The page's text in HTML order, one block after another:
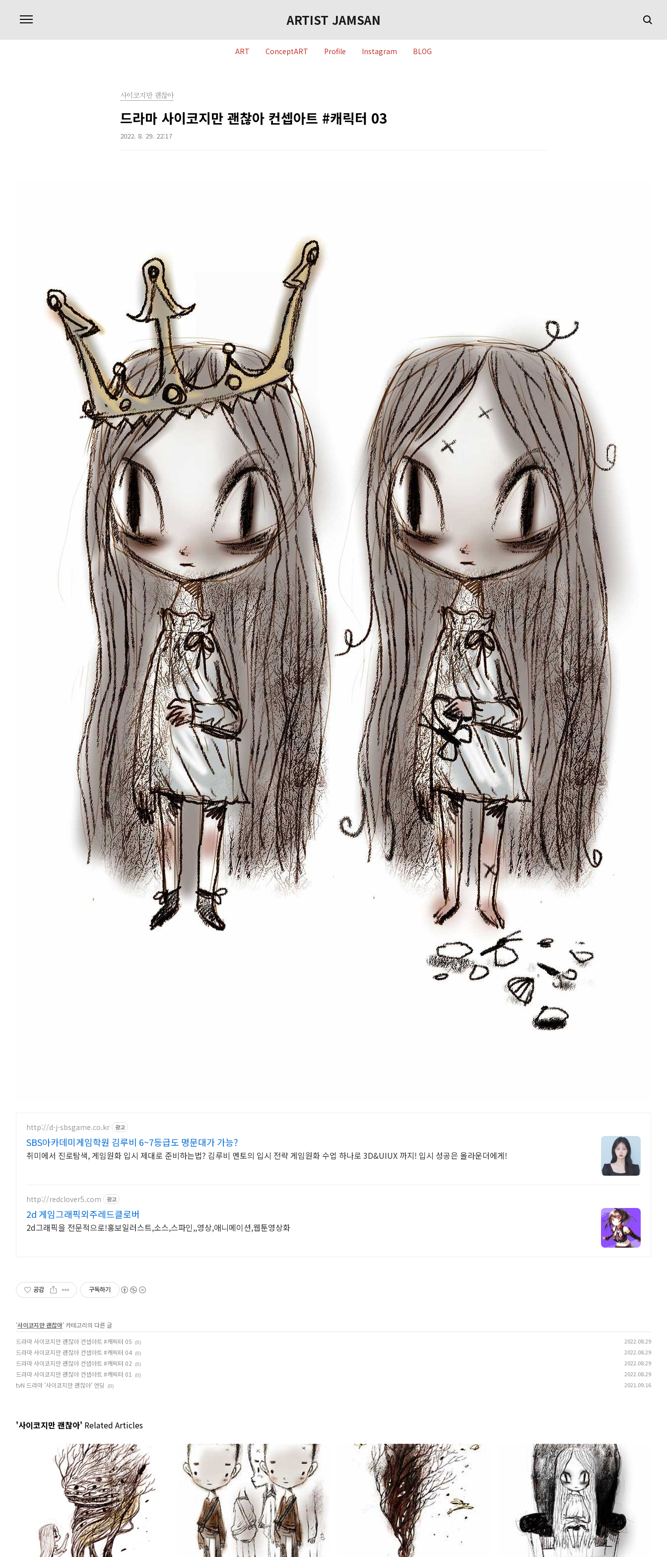
ARTIST JAMSAN
ART ConceptART Profile Instagram BLOG
사이코지만 괜찮아
드라마 사이코지만 괜찮아 컨셉아트 #캐릭터 03
2022. 8. 29. 22:17
http://d-j-sbsgame.co.kr 광고
SBS아카데미게임학원 김루비 6~7등급도 명문대가 가능?
취미에서 진로탐색, 게임원화 입시 제대로 준비하는법? 김루비 멘토의 입시 전략 게임원화 수업 하나로 3D&UIUX 까지! 입시 성공은 올라운더에게!
http://redclover5.com 광고
2d 게임그래픽외주레드클로버
2d그래픽을 전문적으로!홍보일러스트,소스,스파인,,영상,애니메이션,웹툰영상화
공감 구독하기
'사이코지만 괜찮아' 카테고리의 다른 글
드라마 사이코지만 괜찮아 컨셉아트 #캐릭터 05
(0) 2022.08.29
드라마 사이코지만 괜찮아 컨셉아트 #캐릭터 04 (0) 2022.08.29
드라마 사이코지만 괜찮아 컨셉아트 #캐릭터 02 (0) 2022.08.29
드라마 사이코지만 괜찮아 컨셉아트 #캐릭터 01 (0) 2022.08.29
tvN 드라마 '사이코지만 괜찮아' 엔딩 (0) 2021.09.16
'사이코지만 괜찮아' Related Articles